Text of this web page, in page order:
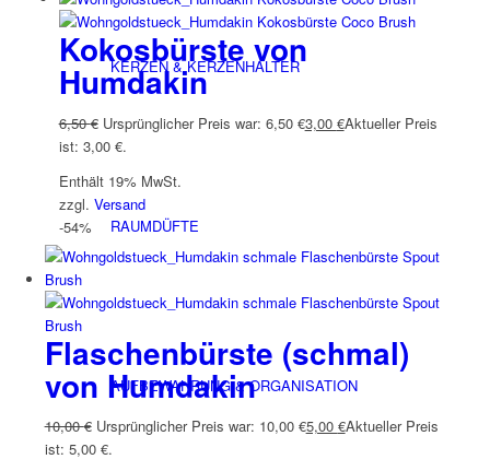
KERZEN & KERZENHALTER
RAUMDÜFTE
AUFBEWAHRUNG & ORGANISATION
Kokosbürste von
Humdakin
6,50€ Ursprünglicher Preis war: 6,50 €3,00 €Aktueller Preis
ist: 3,00 €.
Enthält 19% MwSt.
zzgl. Versand
-54%
Flaschenbürste (schmal)
von Humdakin
10,00€ Ursprünglicher Preis war: 10,00 €5,00 €Aktueller Preis
ist: 5,00 €.